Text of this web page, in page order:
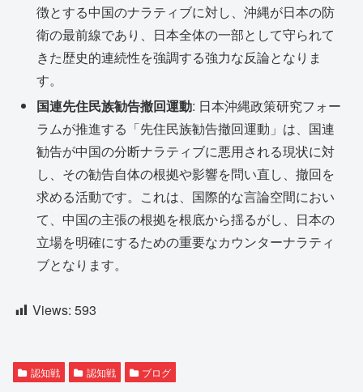
徴とする中国のナラティブに対し、沖縄が日本の防
衛の最前線であり、日本全体の一部として守られて
きた歴史的連続性を強調する強力な反論となりま
す。
国連先住民族勧告撤回運動: 日本沖縄政策研究フォー
ラムが推進する「先住民族勧告撤回運動」は、国連
勧告が中国の分断ナラティブに悪用される現状に対
し、その勧告自体の根拠や影響を問い直し、撤回を
求める活動です。これは、国際的な言論空間におい
て、中国の主張の根拠を根底から揺るがし、日本の
立場を明確にするための重要なカウンターナラティ
ブとなります。
Views: 593
認知戦 認知戦 ブログ